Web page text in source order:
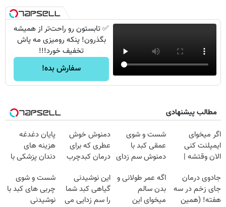
✅ تابستون رو راحت‌تر از همیشه
بگذرون! پنکه رومیزی مه پاش
تخفیف خورد!!!
سفارش بده!
مطالب پیشنهادی
اگر میخوای
ایمپلنت کنی
الان وقتشه |
میلیون تومان!!!
شست و شوی
عمقی کبد با
دمنوش سم زدای
دمنوش خوش
عطری که برای
درمان کبدچرب
پایان دغدغه
هزینه های
دندان پزشکی با
خانگی
جادوی درمان
جای زخم در سه
هفته! (همین
اگه عمر طولانی و
بدن سالم
میخوای این
این نوشیدنی
گیاهی کبد شما
را سم زدایی می
شست و شوی
چربی های کبد با
نوشیدنی